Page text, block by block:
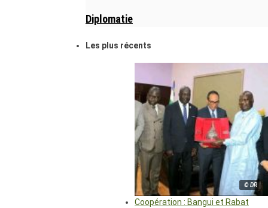
Diplomatie
Les plus récents
© DR
Coopération : Bangui et Rabat